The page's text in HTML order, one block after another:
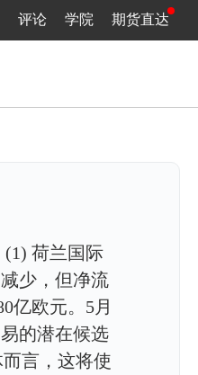
评论 学院 期货直达
(1) 荷兰国际
少，但净流
亿欧元。5月
的潜在候选
言，这将使